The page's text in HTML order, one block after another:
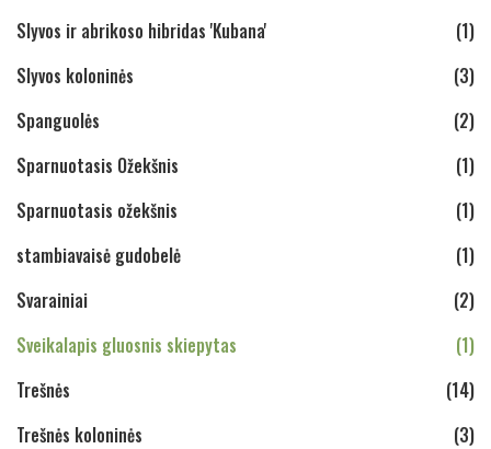
Slyvos ir abrikoso hibridas 'Kubana'
(1)
Slyvos koloninės
(3)
Spanguolės
(2)
Sparnuotasis Ožekšnis
(1)
Sparnuotasis ožekšnis
(1)
stambiavaisė gudobelė
(1)
Svarainiai
(2)
Sveikalapis gluosnis skiepytas
(1)
Trešnės
(14)
Trešnės koloninės
(3)